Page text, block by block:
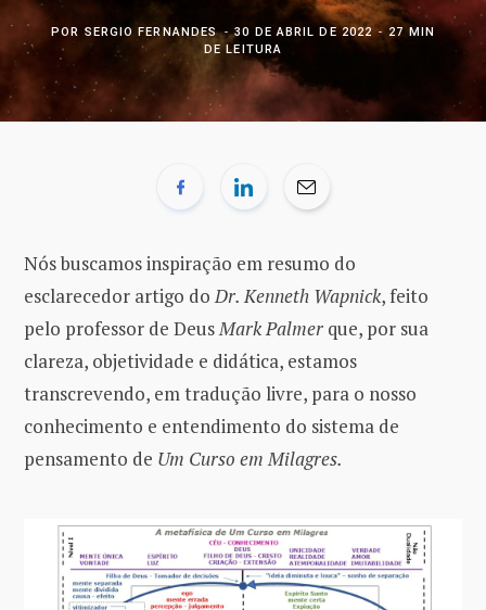
POR SERGIO FERNANDES 30 DE ABRIL DE 2022
27 MIN
DE LEITURA
Nós buscamos inspiração em resumo do
esclarecedor artigo doDr. Kenneth Wapnick, feito
pelo professor de DeusMark Palmer que, por sua
clareza, objetividade e didática, estamos
transcrevendo, em tradução livre, para o nosso
conhecimento e entendimento do sistema de
pensamento de Um Curso em Milagres.